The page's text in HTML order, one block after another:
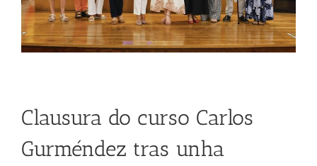
Clausura do curso Carlos
Gurméndez tras unha